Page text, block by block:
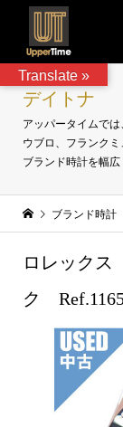
デイトナ
アッパータイムで
ウブロ、フランク
ブランド時計を幅広
ブランド時計
ロレック
ク
Translate »